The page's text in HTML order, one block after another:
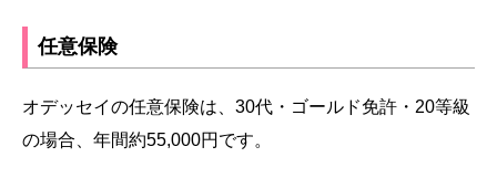
任意保険
オデッセイの任意保険は、30代・ゴールド免許・20等級
の場合、年間約55,000円です。